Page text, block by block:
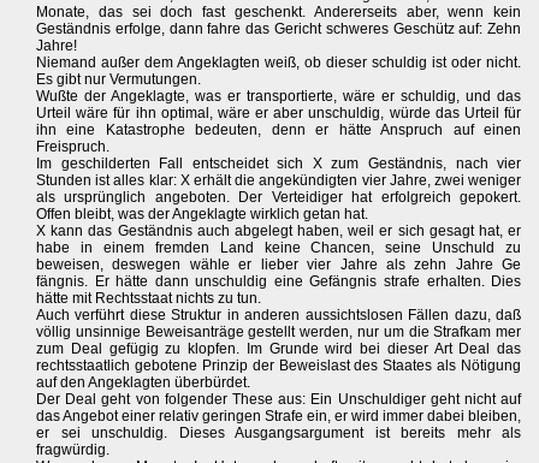
Monate, das sei doch fast geschenkt. Andererseits aber, wenn kein
Geständnis erfolge, dann fahre das Gericht schweres Geschütz auf: Zehn
Jahre!
Niemand außer dem Angeklagten weiß, ob dieser schuldig ist oder nicht.
Es gibt nur Vermutungen.
Wußte der Angeklagte, was er transportierte, wäre er schuldig, und das
Urteil wäre für ihn optimal, wäre er aber unschuldig, würde das Urteil für
ihn eine Katastrophe bedeuten, denn er hätte Anspruch auf einen
Freispruch.
Im geschilderten Fall entscheidet sich X zum Geständnis, nach vier
Stunden ist alles klar: X erhält die angekündigten vier Jahre, zwei weniger
als ursprünglich angeboten. Der Verteidiger hat erfolgreich gepokert.
Offen bleibt, was der Angeklagte wirklich getan hat.
X kann das Geständnis auch abgelegt haben, weil er sich gesagt hat, er
habe in einem fremden Land keine Chancen, seine Unschuld zu
beweisen, deswegen wähle er lieber vier Jahre als zehn Jahre Ge
fängnis. Er hätte dann unschuldig eine Gefängnis strafe erhalten. Dies
hätte mit Rechtsstaat nichts zu tun.
Auch verführt diese Struktur in anderen aussichtslosen Fällen dazu, daß
völlig unsinnige Beweisanträge gestellt werden, nur um die Strafkam mer
zum Deal gefügig zu klopfen. Im Grunde wird bei dieser Art Deal das
rechtsstaatlich gebotene Prinzip der Beweislast des Staates als Nötigung
auf den Angeklagten überbürdet.
Der Deal geht von folgender These aus: Ein Unschuldiger geht nicht auf
das Angebot einer relativ geringen Strafe ein, er wird immer dabei bleiben,
er sei unschuldig. Dieses Ausgangsargument ist bereits mehr als
fragwürdig.